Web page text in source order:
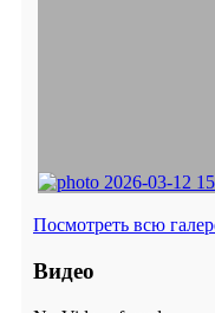
Посмотреть всю
Видео